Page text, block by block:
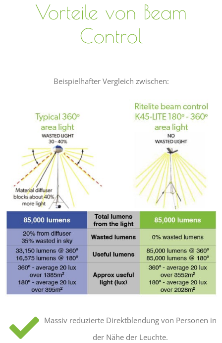
Vorteile von Beam
Control
Beispielhafter Vergleich zwischen:
Massiv reduzierte Direktblendung von Personen in
der Nähe der Leuchte.